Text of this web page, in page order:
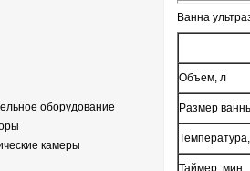
оборудование
камеры
Ванна
Объем, л
Размер
Таймер, мин